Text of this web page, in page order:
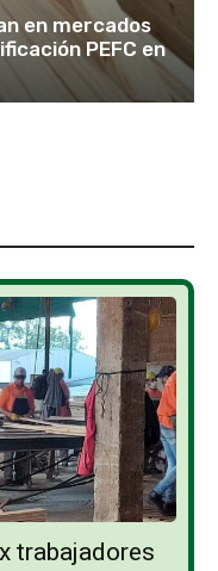
en mercados
PEFC en
trabajadores